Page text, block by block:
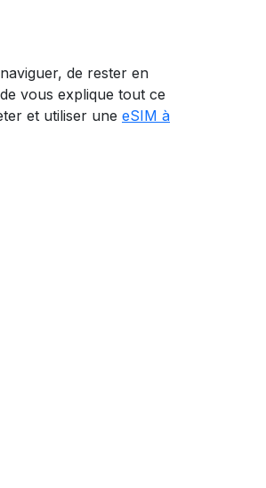
de rester en
vous explique tout ce
et utiliser une eSIM à